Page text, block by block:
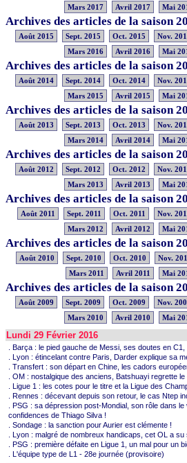
Mars 2017
Avril 2017 Mai
Archives des articles de la saison
Août 2015 Sept. 2015 Oct. 2015 Nov.
Mars 2016
Avril 2016 Mai
Archives des articles de la saison
Août 2014 Sept. 2014 Oct. 2014 Nov.
Mars 2015
Avril 2015 Mai
Archives des articles de la saison
Août 2013 Sept. 2013 Oct. 2013 Nov.
Mars 2014
Avril 2014 Mai
Archives des articles de la saison
Août 2012 Sept. 2012 Oct. 2012 Nov.
Mars 2013
Avril 2013 Mai
Archives des articles de la saison
Août 2011 Sept. 2011 Oct. 2011 Nov.
Mars 2012
Avril 2012 Mai
Archives des articles de la saison
Août 2010 Sept. 2010 Oct. 2010 Nov.
Mars 2011
Avril 2011 Mai
Archives des articles de la saison
Août 2009 Sept. 2009 Oct. 2009 Nov.
Mars 2010
Avril 2010 Mai
Lundi 29 Février 2016
. Barça : le pied gauche de Messi, ses doutes en
. Lyon : étincelant contre Paris, Darder explique sa
. Transfert : son départ en Chine, les cadors
. OM : nostalgique des anciens, Batshuayi regrette le
. Ligue 1 : les cotes pour le titre et la Ligue des
. Rennes : décevant depuis son retour, le cas Ntep
. PSG : sa dépression post-Mondial, son rôle dans
confidences de Thiago Silva !
. Sondage : la sanction pour Aurier est clémente !
. Lyon : malgré de nombreux handicaps, cet OL a
. PSG : première défaite en Ligue 1, un mal pour un
. L'équipe type de L1 - 28e journée (provisoire)